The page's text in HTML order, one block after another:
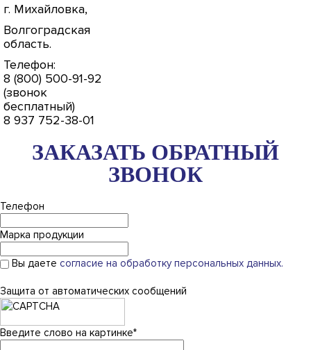
г. Михайловка,
Волгоградская
область.
Телефон:
8 (800) 500-91-92
(звонок
бесплатный)
8 937 752-38-01
ЗАКАЗАТЬ ОБРАТНЫЙ
ЗВОНОК
Телефон
Марка продукции
Вы даете согласие на обработку персональных данных.
Защита от автоматических сообщений
Введите слово на картинке*